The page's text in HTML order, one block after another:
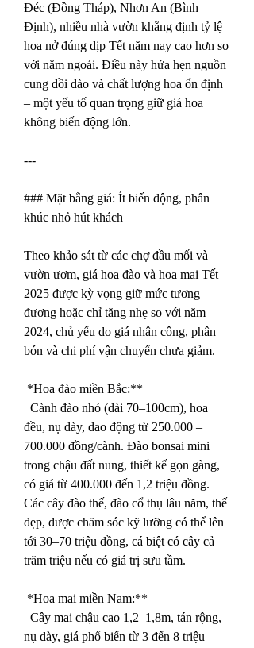
Đéc (Đồng Tháp), Nhơn An (Bình
Định), nhiều nhà vườn khẳng định tỷ lệ
hoa nở đúng dịp Tết năm nay cao hơn so
với năm ngoái. Điều này hứa hẹn nguồn
cung dồi dào và chất lượng hoa ổn định
– một yếu tố quan trọng giữ giá hoa
không biến động lớn.
---
### Mặt bằng giá: Ít biến động, phân
khúc nhỏ hút khách
Theo khảo sát từ các chợ đầu mối và
vườn ươm, giá hoa đào và hoa mai Tết
2025 được kỳ vọng giữ mức tương
đương hoặc chỉ tăng nhẹ so với năm
2024, chủ yếu do giá nhân công, phân
bón và chi phí vận chuyển chưa giảm.
*Hoa đào miền Bắc:**
Cành đào nhỏ (dài 70–100cm), hoa
đều, nụ dày, dao động từ 250.000 –
700.000 đồng/cành. Đào bonsai mini
trong chậu đất nung, thiết kế gọn gàng,
có giá từ 400.000 đến 1,2 triệu đồng.
Các cây đào thế, đào cổ thụ lâu năm, thế
đẹp, được chăm sóc kỹ lưỡng có thể lên
tới 30–70 triệu đồng, cá biệt có cây cả
trăm triệu nếu có giá trị sưu tầm.
*Hoa mai miền Nam:**
Cây mai chậu cao 1,2–1,8m, tán rộng,
nụ dày, giá phổ biến từ 3 đến 8 triệu